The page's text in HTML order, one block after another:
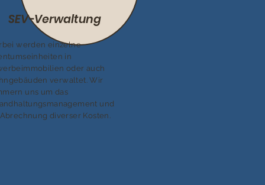
SEV-Verwaltung
werden einzelne
in
oder auch
verwaltet. Wir
uns um das
und
diverser Kosten.